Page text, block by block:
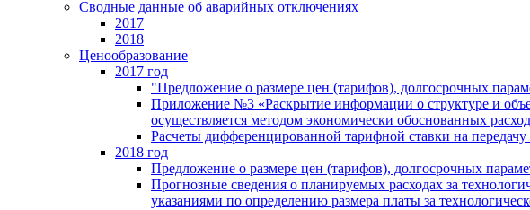
Сводные данные об аварийных отключениях
2017
2018
Ценообразование
2017 год
"Предложение о размере цен (тарифов), долгосрочных
Приложение №3 «Раскрытие информации о структуре и
осуществляется методом экономически обоснованных
Расчеты дифференцированной тарифной ставки на
2018 год
Предложение о размере цен (тарифов), долгосрочных
Прогнозные сведения о планируемых расходах за
указаниями по определению размера платы за